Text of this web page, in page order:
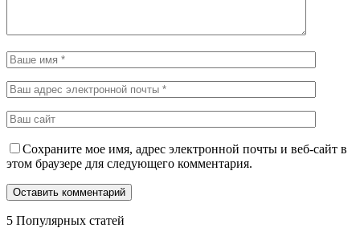
Сохраните мое имя, адрес электронной почты и веб-сайт в
этом браузере для следующего комментария.
5 Популярных статей